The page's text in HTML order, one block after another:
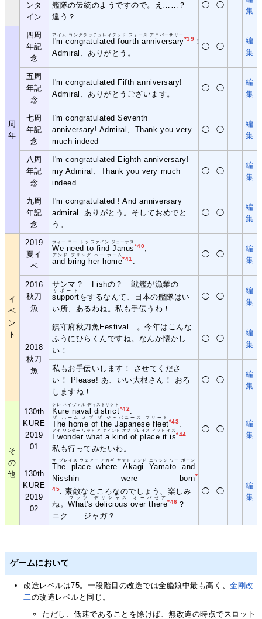
ンタ
イン
艦隊の伝統のようですので。え……？
違う？
◯ ◯
集
周
年
四周
年記
念
I'm congratulated fourth anniversary
アイム コングラッチュレイテッド フォース アニバーサリー
*39 ！
Admiral、ありがとう。
◯ ◯
編
集
五周
年記
念
I'm congratulated Fifth anniversary!
Admiral、ありがとうございます。
◯ ◯
編
集
七周
年記
念
I'm congratulated Seventh
anniversary! Admiral、Thank you very
much indeed
◯ ◯
編
集
八周
年記
念
I'm congratulated Eighth anniversary!
my Admiral、Thank you very much
indeed
◯ ◯
編
集
九周
年記
念
I'm congratulated ! And anniversary
admiral. ありがとう。そしておめでと
う。
◯ ◯
編
集
イ
ベ
ン
ト
2019
夏イ
ベ
We need to find Janus
ウィー ニー トゥ ファイン ジェーナス
*40
and bring her home
アンド ブリング ハー ホーム
*41
◯ ◯
編
集
2016
秋刀
魚
サンマ？ Fishの？ 戦艦が漁業の
support
サポート
をするなんて、日本の艦隊はい
い所、あるわね。私も手伝うわ！
◯ ◯
編
集
2018
秋刀
魚
鎮守府秋刀魚Festival…。今年はこんな
ふうにひらくんですね。なんか懐かし
い！
◯ ◯
編
集
私もお手伝いします！ させてくださ
い！ Please! あ、いい大根さん！ おろ
しますね！
◯ ◯
編
集
そ
の
他
130th
KURE
2019
01
Kure naval district
クレ ネイヴァル ディストリクト
*42
The home of the Japanese fleet
ザ ホーム オブ ザ ジャパニーズ フリート
*43
I wonder what a kind of place it is
アイ ワンダー ワット ア カインド オブ プレイス イット イズ
*44
私も行ってみたいわ。
◯ ◯
編
集
130th
KURE
2019
02
The place where Akagi Yamato and
Nisshin were born
ザ プレイス ウェアー アカギ ヤマト アンド ニッシン ワー ボーン
*
45
. 素敵なところなのでしょう、楽しみ
ね。What's delicious over there
ワッツ デリシャス オーバゼア
*46 ？
ニク……ジャガ？
◯ ◯
編
集
ゲームにおいて
改造レベルは75。一段階目の改造では全艦娘中最も高く、金剛改
二 の改造レベルと同じ。
ただし、低速であることを除けば、無改造の時点でスロット